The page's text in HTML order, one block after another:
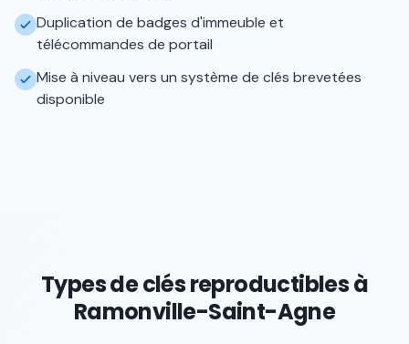
Duplication de badges d'immeuble et
télécommandes de portail
Mise à niveau vers un système de clés brevetées
disponible
Types de clés reproductibles à
Ramonville-Saint-Agne